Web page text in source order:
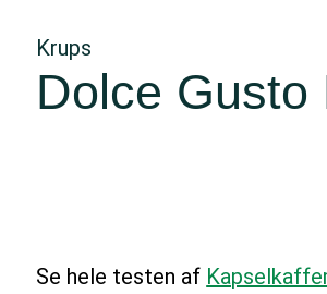
Krups
Dolce Gusto
Se hele testen af